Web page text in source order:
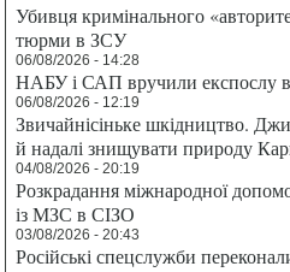
Убивця кримінального
тюрми в ЗСУ
06/08/2026 - 14:28
НАБУ і САП вручили експослу
06/08/2026 - 12:19
Звичайнісіньке шкідництво.
й надалі знищувати природу
04/08/2026 - 20:19
Розкрадання міжнародної
із МЗС в СІЗО
03/08/2026 - 20:43
Російські спецслужби